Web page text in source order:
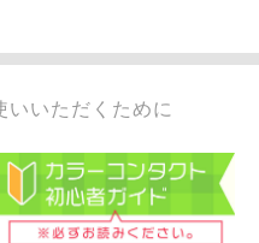
いいただくために